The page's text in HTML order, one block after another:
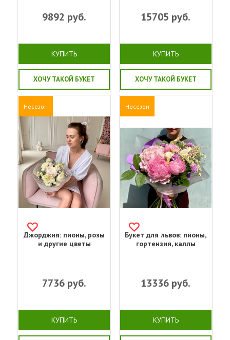
9892 руб.
КУПИТЬ
ХОЧУ ТАКОЙ БУКЕТ
15705 руб.
КУПИТЬ
ХОЧУ ТАКОЙ БУКЕТ
Несезон
Джорджия: пионы, розы
и другие цветы
7736 руб.
КУПИТЬ
Несезон
Букет для львов: пионы,
гортензия, каллы
13336 руб.
КУПИТЬ